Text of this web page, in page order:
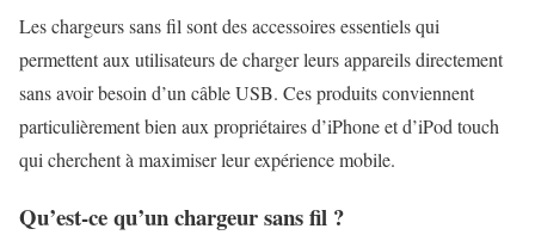
Les chargeurs sans fil sont des accessoires essentiels qui
permettent aux utilisateurs de charger leurs appareils directement
sans avoir besoin d’un câble USB. Ces produits conviennent
particulièrement bien aux propriétaires d’iPhone et d’iPod touch
qui cherchent à maximiser leur expérience mobile.
Qu’est-ce qu’un chargeur sans fil ?